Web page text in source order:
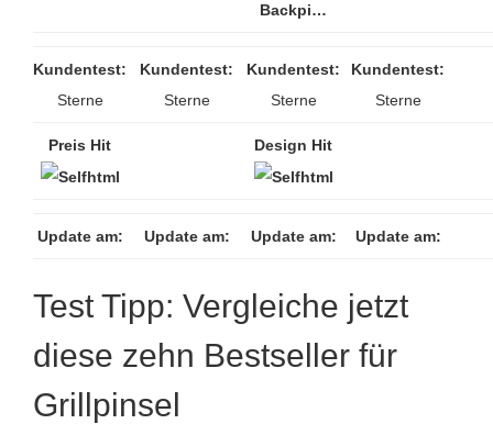
Backpi…
Kundentest:
Sterne
Kundentest:
Sterne
Kundentest:
Sterne
Kundentest:
Sterne
Preis Hit Design Hit
Update am: Update am: Update am: Update am:
Test Tipp: Vergleiche jetzt
diese zehn Bestseller für
Grillpinsel